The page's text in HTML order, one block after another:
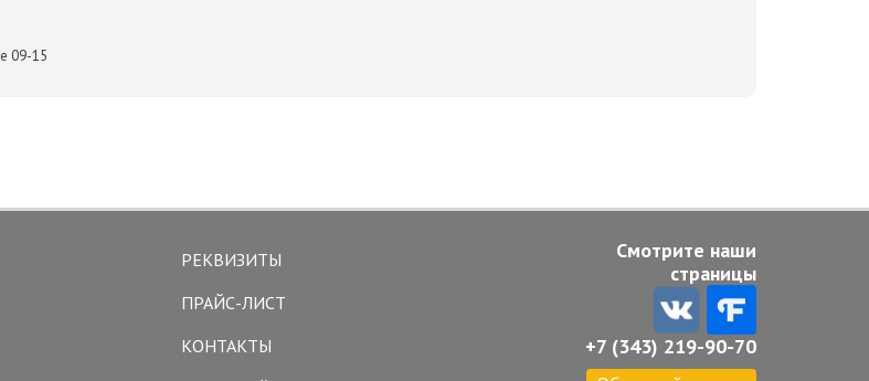
09-15
РЕКВИЗИТЫ
ПРАЙС-ЛИСТ
КОНТАКТЫ
Смотрите наши
страницы
+7 (343) 219-90-70